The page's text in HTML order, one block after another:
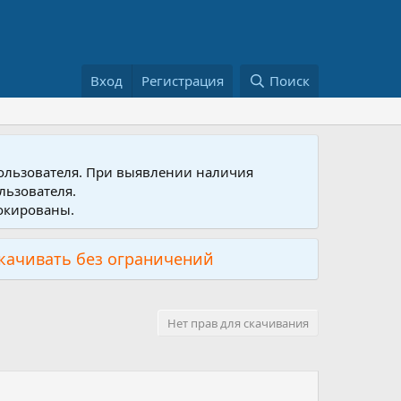
Вход Регистрация Поиск
При выявлении наличия
без ограничений
Нет прав для скачивания